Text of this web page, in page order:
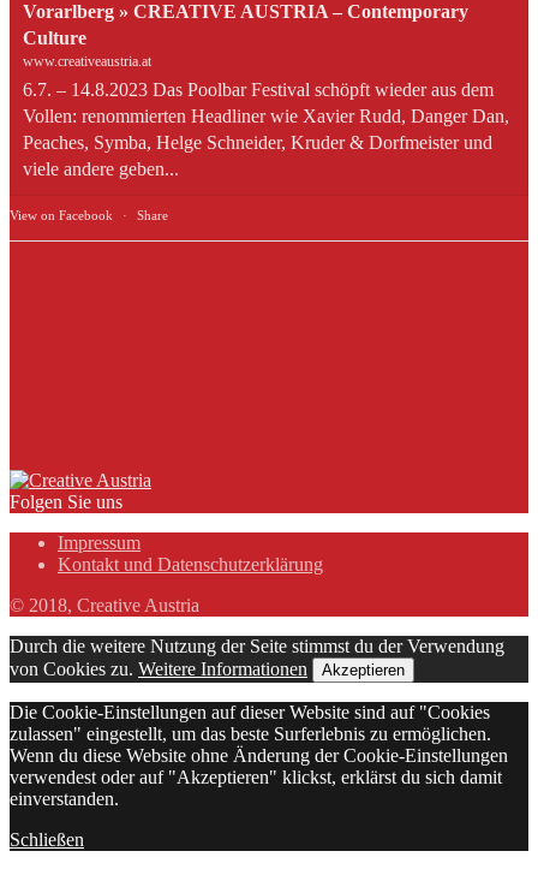
Vorarlberg » CREATIVE AUSTRIA – Contemporary
Culture
www.creativeaustria.at
6.7. – 14.8.2023 Das Poolbar Festival schöpft wieder aus dem
Vollen: renommierten Headliner wie Xavier Rudd, Danger Dan,
Peaches, Symba, Helge Schneider, Kruder & Dorfmeister und
viele andere geben...
View on Facebook · Share
Folgen Sie uns
Impressum
Kontakt und Datenschutzerklärung
© 2018, Creative Austria
Durch die weitere Nutzung der Seite stimmst du der Verwendung
von Cookies zu. Weitere Informationen Akzeptieren
Die Cookie-Einstellungen auf dieser Website sind auf "Cookies
zulassen" eingestellt, um das beste Surferlebnis zu ermöglichen.
Wenn du diese Website ohne Änderung der Cookie-Einstellungen
verwendest oder auf "Akzeptieren" klickst, erklärst du sich damit
einverstanden.
Schließen